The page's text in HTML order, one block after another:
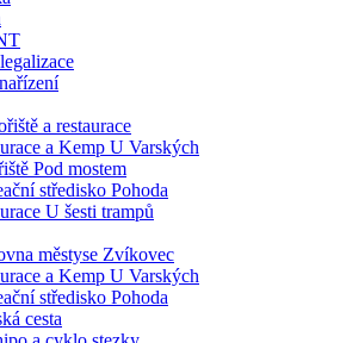
a restaurace
a Kemp U Varských
Pod mostem
středisko Pohoda
U šesti trampů
městyse Zvíkovec
a Kemp U Varských
středisko Pohoda
cesta